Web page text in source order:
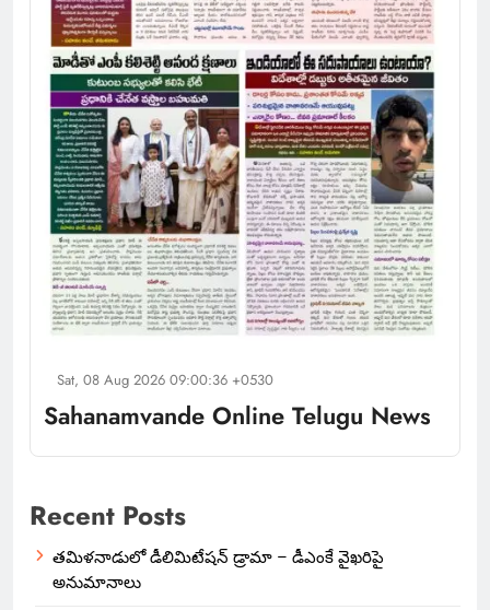
Sat, 08 Aug 2026 09:00:36 +0530
Sahanamvande Online Telugu News
Recent Posts
తమిళనాడులో డీలిమిటేషన్ డ్రామా – డీఎంకే వైఖరిపై
అనుమానాలు